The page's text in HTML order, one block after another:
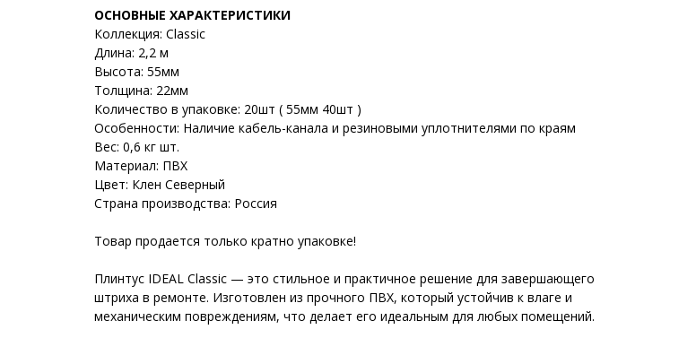
ОСНОВНЫЕ ХАРАКТЕРИСТИКИ
Коллекция: Classic
Длина: 2,2 м
Высота: 55мм
Толщина: 22мм
Количество в упаковке: 20шт ( 55мм 40шт )
Особенности: Наличие кабель-канала и резиновыми уплотнителями по краям
Вес: 0,6 кг шт.
Материал: ПВХ
Цвет: Клен Северный
Страна производства: Россия
Товар продается только кратно упаковке!
Плинтус IDEAL Classic — это стильное и практичное решение для завершающего
штриха в ремонте. Изготовлен из прочного ПВХ, который устойчив к влаге и
механическим повреждениям, что делает его идеальным для любых помещений.